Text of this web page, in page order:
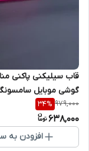
قاب سیلیکنی پاکنی
A32
979,000
34%
638,000
افزودن به